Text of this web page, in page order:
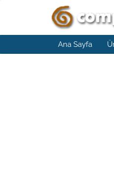
Ana Sayfa